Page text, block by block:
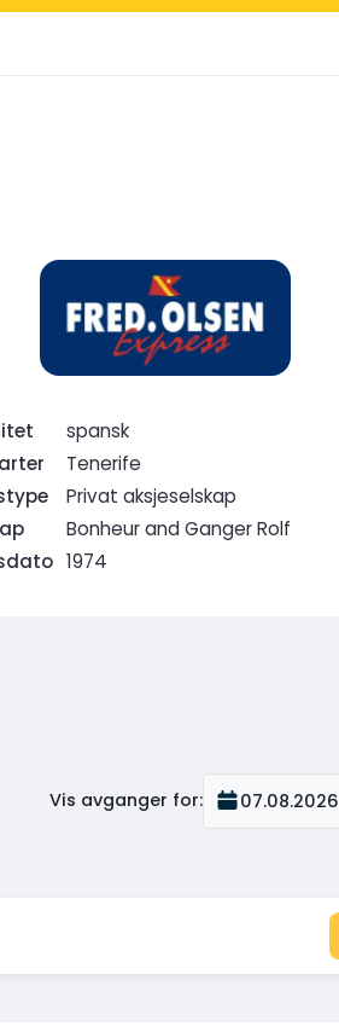
spansk
Tenerife
Privat aksjeselskap
Bonheur and Ganger Rolf
1974
Vis avganger for: 07.08.2026